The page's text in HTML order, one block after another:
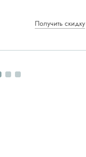
Получить скидку